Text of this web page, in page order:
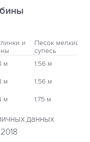
и
Песок мелкий,
супесь
м 1.56 м
м 1.56 м
м 1.75 м
данных